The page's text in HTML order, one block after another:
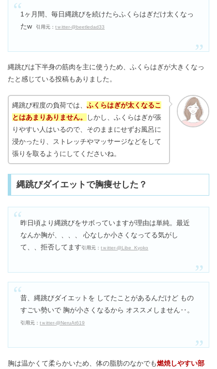
1ヶ月間、毎日縄跳びを続けたらふくらはぎだけ太くなっ
たw
引用元：tｗitter-@beetledad33
縄跳びは下半身の筋肉を主に使うため、ふくらはぎが大きくなっ
たと感じている投稿もありました。
縄跳び程度の負荷では、 ふくらはぎが太くなるこ
とはあまりありません。
しかし、ふくらはぎが張
りやすい人はいるので、そのままにせずお風呂に
浸かったり、ストレッチやマッサージなどをして
張りを取るようにしてくださいね。
縄跳びダイエットで胸痩せした？
昨日頃より縄跳びをサボっていますが理由は単純。最近
なんか胸が、、、、 心なしか小さくなってる気がし
て、、拒否してます引用元：tｗitter-@Libe_Kyoko
昔、縄跳びダイエットを してたことがあるんだけど もの
すごい勢いで 胸が小さくなるから オススメしません‥。
引用元：tｗitter-@NeruAt619
胸は温かくて柔らかいため、体の脂肪のなかでも燃焼しやすい部